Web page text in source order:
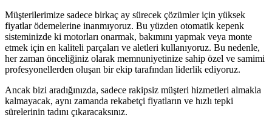
Müşterilerimize sadece birkaç ay sürecek çözümler için yüksek
fiyatlar ödemelerine inanmıyoruz. Bu yüzden otomatik kepenk
sisteminizde ki motorları onarmak, bakımını yapmak veya monte
etmek için en kaliteli parçaları ve aletleri kullanıyoruz. Bu nedenle,
her zaman önceliğiniz olarak memnuniyetinize sahip özel ve samimi
profesyonellerden oluşan bir ekip tarafından liderlik ediyoruz.
Ancak bizi aradığınızda, sadece rakipsiz müşteri hizmetleri almakla
kalmayacak, aynı zamanda rekabetçi fiyatların ve hızlı tepki
sürelerinin tadını çıkaracaksınız.